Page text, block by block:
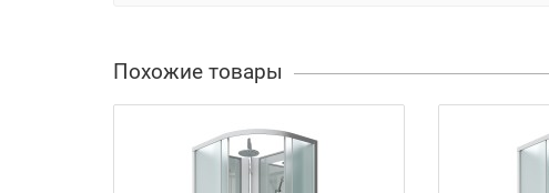
Похожие товары